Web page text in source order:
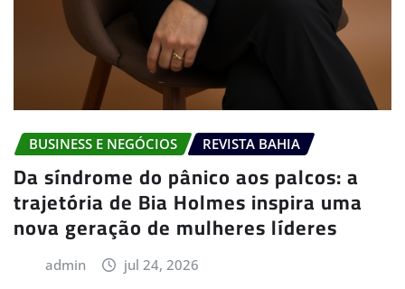
BUSINESS E NEGÓCIOS REVISTA BAHIA
Da síndrome do pânico aos palcos: a
trajetória de Bia Holmes inspira uma
nova geração de mulheres líderes
admin jul 24, 2026